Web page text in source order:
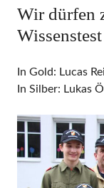
Wir dürfen
In Gold: Lucas
In Silber: Lukas